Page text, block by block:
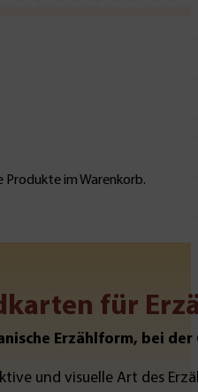
Produkte im Warenkorb.
für
Erzählform, bei
und visuelle Art des